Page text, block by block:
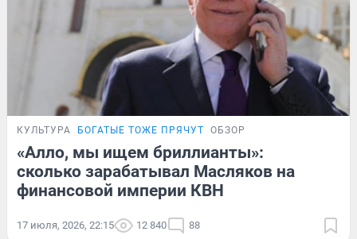
КУЛЬТУРА БОГАТЫЕ ТОЖЕ ПРЯЧУТ ОБЗОР
«Алло, мы ищем бриллианты»:
сколько зарабатывал Масляков на
финансовой империи КВН
17 июля, 2026, 22:15 12 840 88